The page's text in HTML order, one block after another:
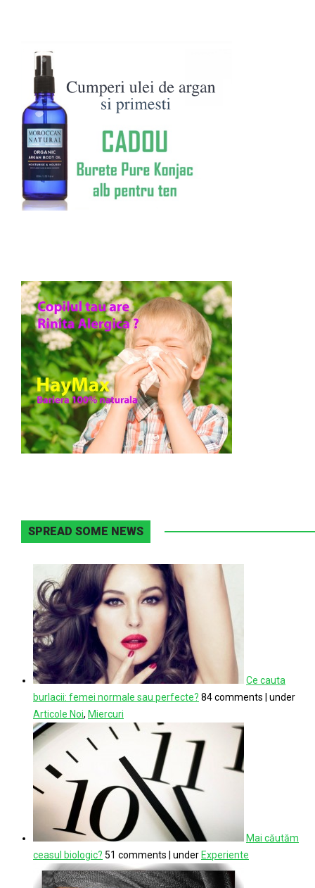
SPREAD SOME NEWS
Ce cauta
burlacii: femei normale sau perfecte? 84 comments
under
Articole Noi, Miercuri
Mai căutăm
ceasul biologic? 51 comments under Experiente